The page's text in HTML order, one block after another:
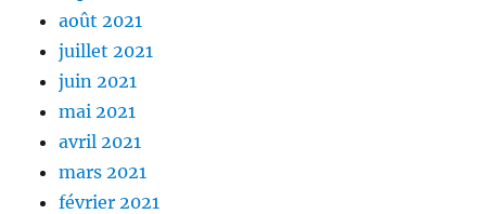
août 2021
juillet 2021
juin 2021
mai 2021
avril 2021
mars 2021
février 2021